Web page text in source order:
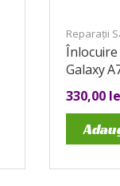
Reparații
Înlocuire
Galaxy
330,00